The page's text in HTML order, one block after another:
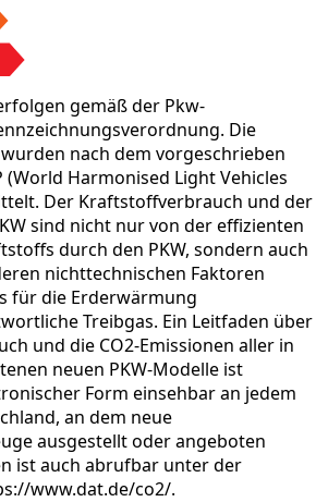
gemäß der Pkw-
Die
nach dem vorgeschrieben
(World Harmonised Light Vehicles
Der Kraftstoffverbrauch und der
sind nicht nur von der effizienten
durch den PKW, sondern auch
nichttechnischen Faktoren
für die Erderwärmung
Treibgas. Ein Leitfaden über
und die CO2-Emissionen aller in
neuen PKW-Modelle ist
Form einsehbar an jedem
an dem neue
ausgestellt oder angeboten
ist auch abrufbar unter der
www.dat.de/co2/.